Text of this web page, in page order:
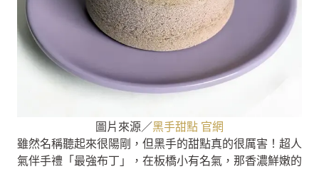
圖片來源／黑手甜點 官網
雖然名稱聽起來很陽剛，但黑手的甜點真的很厲害！超人
氣伴手禮「最強布丁」，在板橋小有名氣，那香濃鮮嫩的